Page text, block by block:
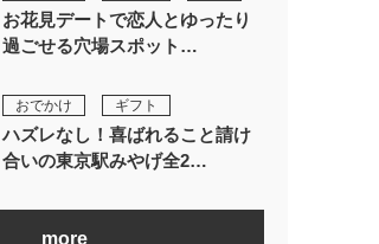
お花見デートで恋人とゆったり
過ごせる穴場スポット…
おでかけ ギフト
ハズレなし！喜ばれること請け
合いの東京駅みやげ全2…
more